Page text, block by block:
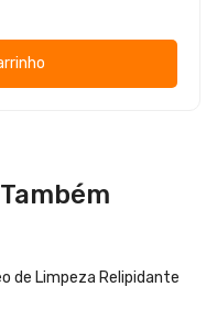
de Limpeza Relipidante